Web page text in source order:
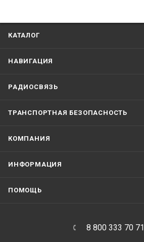
КАТАЛОГ
НАВИГАЦИЯ
РАДИОСВЯЗЬ
ТРАНСПОРТНАЯ БЕЗОПАСНОСТЬ
КОМПАНИЯ
ИНФОРМАЦИЯ
ПОМОЩЬ
8 800 333 70 71